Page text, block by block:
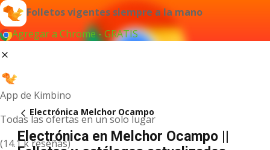
Folletos vigentes siempre a la mano
Agregar a Chrome - GRATIS
App de Kimbino
Todas las ofertas en un solo lugar
(14.1 k reseñas)
Electrónica Melchor Ocampo
Electrónica en Melchor Ocampo ||